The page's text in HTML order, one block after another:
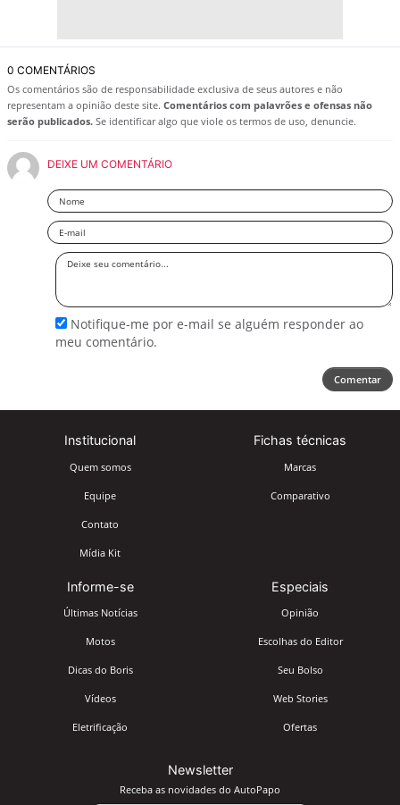
0 COMENTÁRIOS
Os comentários são de responsabilidade exclusiva de seus autores e não
representam a opinião deste site. Comentários com palavrões e ofensas não
serão publicados. Se identificar algo que viole os termos de uso, denuncie.
DEIXE UM COMENTÁRIO
Nome
Email
Deixe
Notifique-me por e-mail se alguém responder ao
meu comentário.
Comentar
Institucional
Quem somos
Equipe
Contato
Mídia Kit
Fichas técnicas
Marcas
Comparativo
Informe-se
Últimas Notícias
Motos
Dicas do Boris
Vídeos
Eletrificação
Especiais
Opinião
Escolhas do Editor
Seu Bolso
Web Stories
Ofertas
Newsletter
Receba as novidades do AutoPapo